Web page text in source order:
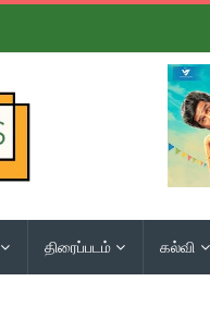
திரைப்படம் கல்வி